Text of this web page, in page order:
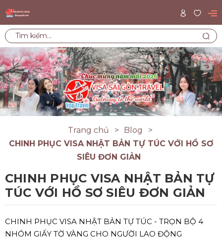
Trang chủ
Blog
CHINH PHỤC VISA NHẬT BẢN TỰ TÚC VỚI HỒ SƠ
SIÊU ĐƠN GIẢN
CHINH PHỤC VISA NHẬT BẢN TỰ
TÚC VỚI HỒ SƠ SIÊU ĐƠN GIẢN
CHINH PHỤC VISA NHẬT BẢN TỰ TÚC - TRỌN BỘ 4
NHÓM GIẤY TỜ VÀNG CHO NGƯỜI LAO ĐỘNG